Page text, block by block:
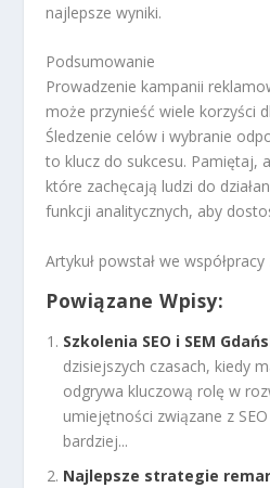
najlepsze wyniki.
Podsumowanie
Prowadzenie kampanii
może przynieść wiele korzyści
Śledzenie celów i wybranie
to klucz do sukcesu. Pamiętaj,
które zachęcają ludzi do
funkcji analitycznych, aby
Artykuł powstał we
Powiązane Wpisy:
Szkolenia SEO i SEM
dzisiejszych czasach, kiedy
odgrywa kluczową rolę w
umiejętności związane z
bardziej...
Najlepsze strategie